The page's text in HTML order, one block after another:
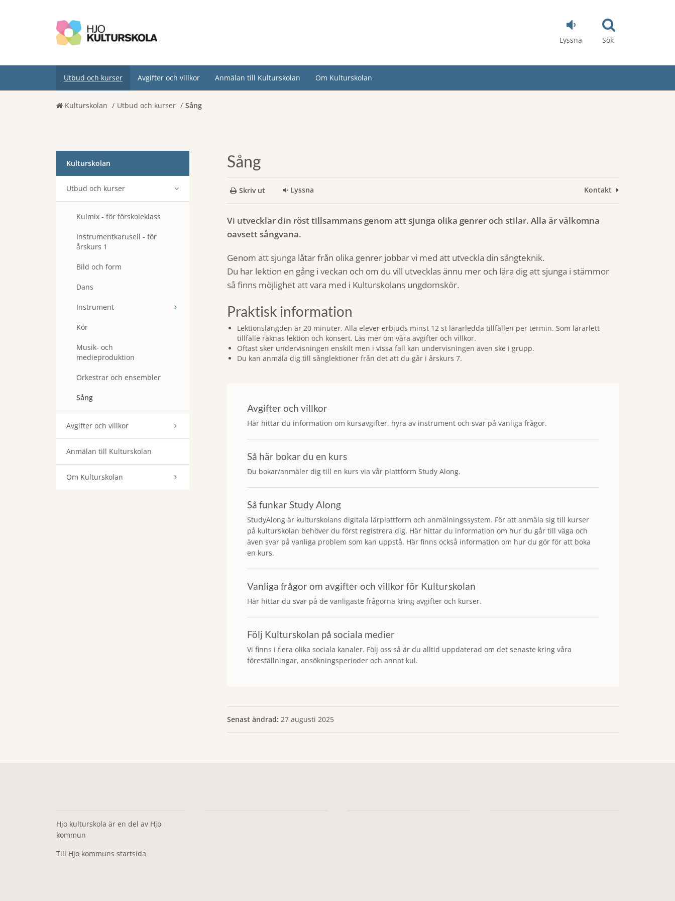
Lyssna Sök
Utbud och kurser Avgifter och villkor Anmälan till Kulturskolan Om Kulturskolan
Kulturskolan Utbud och kurser Sång
Kulturskolan
Utbud och kurser
Kulmix - för förskoleklass
Instrumentkarusell - för
årskurs 1
Bild och form
Dans
Instrument
Kör
Musik- och
medieproduktion
Orkestrar och ensembler
Sång
Avgifter och villkor
Anmälan till Kulturskolan
Om Kulturskolan
Sång
Skriv ut Lyssna Kontakt
Vi utvecklar din röst tillsammans genom att sjunga olika genrer och stilar. Alla är välkomna
oavsett sångvana.
Genom att sjunga låtar från olika genrer jobbar vi med att utveckla din sångteknik.
Du har lektion en gång i veckan och om du vill utvecklas ännu mer och lära dig att sjunga i stämmor
så finns möjlighet att vara med i Kulturskolans ungdomskör.
Praktisk information
Lektionslängden är 20 minuter. Alla elever erbjuds minst 12 st lärarledda tillfällen per termin. Som lärarlett
tillfälle räknas lektion och konsert. Läs mer om våra avgifter och villkor.
Oftast sker undervisningen enskilt men i vissa fall kan undervisningen även ske i grupp.
Du kan anmäla dig till sånglektioner från det att du går i årskurs 7.
Avgifter och villkor
Här hittar du information om kursavgifter, hyra av instrument och svar på vanliga frågor.
Så här bokar du en kurs
Du bokar/anmäler dig till en kurs via vår plattform Study Along.
Så funkar Study Along
StudyAlong är kulturskolans digitala lärplattform och anmälningssystem. För att anmäla sig till kurser
på kulturskolan behöver du först registrera dig. Här hittar du information om hur du går till väga och
även svar på vanliga problem som kan uppstå. Här finns också information om hur du gör för att boka
en kurs.
Vanliga frågor om avgifter och villkor för Kulturskolan
Här hittar du svar på de vanligaste frågorna kring avgifter och kurser.
Följ Kulturskolan på sociala medier
Vi finns i flera olika sociala kanaler. Följ oss så är du alltid uppdaterad om det senaste kring våra
föreställningar, ansökningsperioder och annat kul.
Senast ändrad: 27 augusti 2025
Hjo kulturskola är en del av Hjo
kommun
Till Hjo kommuns startsida